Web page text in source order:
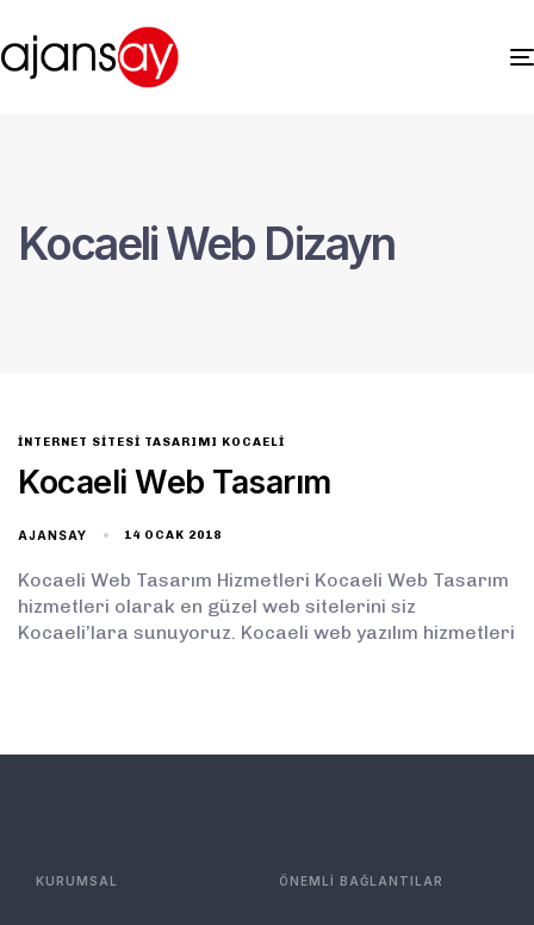
Kocaeli Web Dizayn
INTERNET SITESI TASARIMI KOCAELI
Kocaeli Web Tasarım
AJANSAY 14 OCAK 2018
Kocaeli Web Tasarım Hizmetleri Kocaeli Web Tasarım
hizmetleri olarak en güzel web sitelerini siz
Kocaeli’lara sunuyoruz. Kocaeli web yazılım hizmetleri
KURUMSAL ÖNEMLİ BAĞLANTILAR